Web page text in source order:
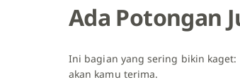
Ada Potongan
Ini bagian yang sering bikin
akan kamu terima.